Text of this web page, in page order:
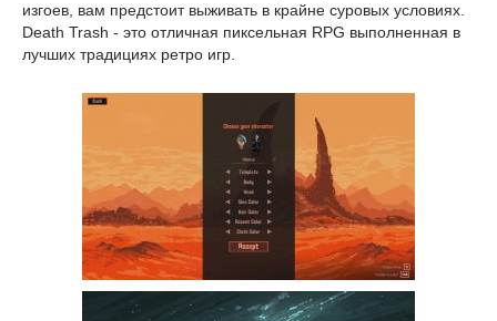
изгоев, вам предстоит выживать в крайне суровых условиях.
Death Trash - это отличная пиксельная RPG выполненная в
лучших традициях ретро игр.